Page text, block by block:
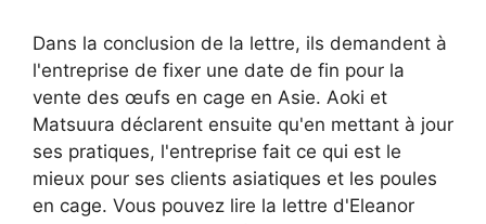
Dans la conclusion de la lettre, ils demandent à
l'entreprise de fixer une date de fin pour la
vente des œufs en cage en Asie. Aoki et
Matsuura déclarent ensuite qu'en mettant à jour
ses pratiques, l'entreprise fait ce qui est le
mieux pour ses clients asiatiques et les poules
en cage. Vous pouvez lire la lettre d'Eleanor